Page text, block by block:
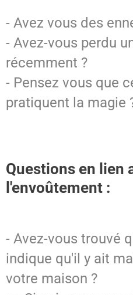
- Avez vous des
- Avez-vous perdu
récemment ?
- Pensez vous que
pratiquent la magie
Questions en lien
l'envoûtement :
- Avez-vous trouvé
indique qu'il y ait
votre maison ?